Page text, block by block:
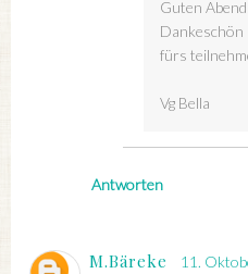
Guten
fürs
Vg Bella
Antworten
M.Bäreke 11.